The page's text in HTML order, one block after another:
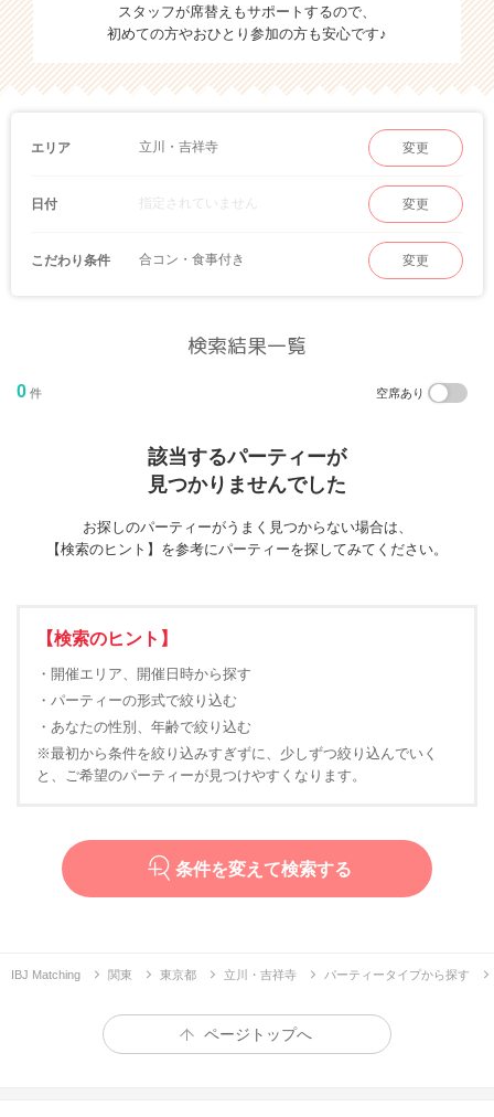
スタッフが席替えもサポートするので、
初めての方やおひとり参加の方も安心です♪
エリア 立川・吉祥寺 変更
日付 指定されていません 変更
こだわり条件 合コン・食事付き 変更
検索結果一覧
0 件 空席あり
該当するパーティーが
見つかりませんでした
お探しのパーティーがうまく見つからない場合は、
【検索のヒント】を参考にパーティーを探してみてください。
【検索のヒント】
・開催エリア、開催日時から探す
・パーティーの形式で絞り込む
・あなたの性別、年齢で絞り込む
※最初から条件を絞り込みすぎずに、少しずつ絞り込んでいく
と、ご希望のパーティーが見つけやすくなります。
条件を変えて検索する
IBJ Matching 関東 東京都 立川・吉祥寺 パーティータイプから探す
ページトップへ